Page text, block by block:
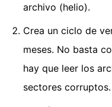
archivo (helio).
Crea un ciclo de
meses. No basta
hay que leer los
sectores corruptos.